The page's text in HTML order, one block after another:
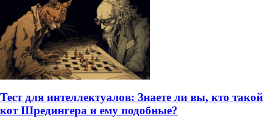
Тест для интеллектуалов: Знаете ли вы, кто такой
кот Шредингера и ему подобные?